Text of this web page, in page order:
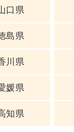
口県
島県
川県
媛県
知県